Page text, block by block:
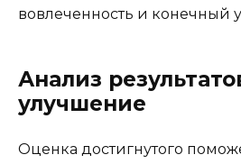
вовлеченность и конечный
Анализ
улучшение
Оценка достигнутого